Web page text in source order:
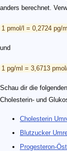
anders berechnet.
1 pmol/l = 0,2724 pg/
und
1 pg/ml = 3,6713
Schau dir die
Cholesterin- und
Cholesterin
Blutzucker
Progesteron-